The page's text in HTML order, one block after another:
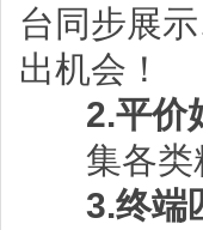
台同步展
出机会！
2.平价
集各类精
3.终端